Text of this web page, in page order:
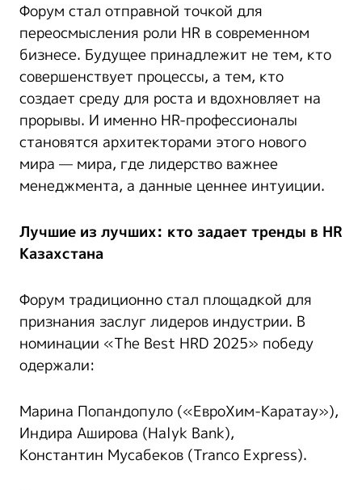
Форум стал отправной точкой для
переосмысления роли HR в современном
бизнесе. Будущее принадлежит не тем, кто
совершенствует процессы, а тем, кто
создает среду для роста и вдохновляет на
прорывы. И именно HR-профессионалы
становятся архитекторами этого нового
мира — мира, где лидерство важнее
менеджмента, а данные ценнее интуиции.
Лучшие из лучших: кто задает тренды в HR
Казахстана
Форум традиционно стал площадкой для
признания заслуг лидеров индустрии. В
номинации «The Best HRD 2025» победу
одержали:
Марина Попандопуло («ЕвроХим-Каратау»),
Индира Аширова (Halyk Bank),
Константин Мусабеков (Tranco Express).